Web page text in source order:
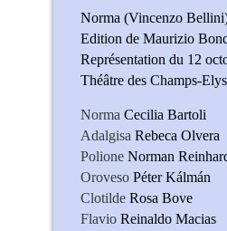
Norma (Vincenzo
Edition de Maurizio
Représentation du 12
Théâtre des Champs-
Norma Cecilia Bartoli
Adalgisa Rebeca Olvera
Polione Norman
Oroveso Péter Kálmán
Clotilde Rosa Bove
Flavio Reinaldo Macias